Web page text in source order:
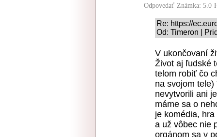
Odpovedať Známka: 5.0
Re: https://
Od: Timeron |
V ukončovaní
Život aj ľudské
telom robiť čo
na svojom
nevytvorili ani
máme sa o
je komédia,
a už vôbec nie
orgánom sa v